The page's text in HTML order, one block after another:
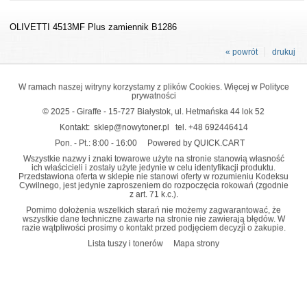
OLIVETTI 4513MF Plus zamiennik B1286
drukuj
« powrót
W ramach naszej witryny korzystamy z plików Cookies. Więcej w Polityce
prywatności
© 2025 - Giraffe - 15-727 Białystok, ul. Hetmańska 44 lok 52
Kontakt: sklep@nowytoner.pl tel. +48 692446414
Pon. - Pt.: 8:00 - 16:00
Powered by QUICK.CART
Wszystkie nazwy i znaki towarowe użyte na stronie stanowią własność
ich właścicieli i zostały użyte jedynie w celu identyfikacji produktu.
Przedstawiona oferta w sklepie nie stanowi oferty w rozumieniu Kodeksu
Cywilnego, jest jedynie zaproszeniem do rozpoczęcia rokowań (zgodnie
z art. 71 k.c.).
Pomimo dołożenia wszelkich starań nie możemy zagwarantować, że
wszystkie dane techniczne zawarte na stronie nie zawierają błędów. W
razie wątpliwości prosimy o kontakt przed podjęciem decyzji o zakupie.
Lista tuszy i tonerów
Mapa strony